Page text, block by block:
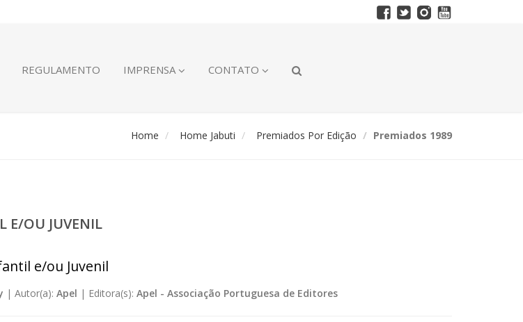
REGULAMENTO IMPRENSA CONTATO
Home Home Jabuti Premiados Por Edição Premiados 1989
E/OU JUVENIL
e/ou Juvenil
| Autor(a): Apel | Editora(s): Apel - Associação Portuguesa de Editores